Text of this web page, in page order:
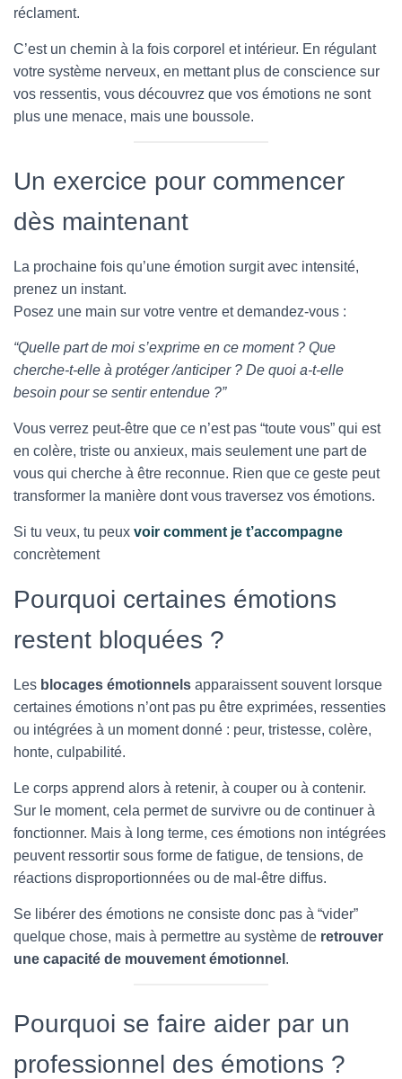
réclament.
C’est un chemin à la fois corporel et intérieur. En régulant
votre système nerveux, en mettant plus de conscience sur
vos ressentis, vous découvrez que vos émotions ne sont
plus une menace, mais une boussole.
Un exercice pour commencer
dès maintenant
La prochaine fois qu’une émotion surgit avec intensité,
prenez un instant.
Posez une main sur votre ventre et demandez-vous :
“Quelle part de moi s’exprime en ce moment ? Que
cherche-t-elle à protéger /anticiper ? De quoi a-t-elle
besoin pour se sentir entendue ?”
Vous verrez peut-être que ce n’est pas “toute vous” qui est
en colère, triste ou anxieux, mais seulement une part de
vous qui cherche à être reconnue. Rien que ce geste peut
transformer la manière dont vous traversez vos émotions.
Si tu veux, tu peux voir comment je t’accompagne
concrètement
Pourquoi certaines émotions
restent bloquées ?
Les blocages émotionnels apparaissent souvent lorsque
certaines émotions n’ont pas pu être exprimées, ressenties
ou intégrées à un moment donné : peur, tristesse, colère,
honte, culpabilité.
Le corps apprend alors à retenir, à couper ou à contenir.
Sur le moment, cela permet de survivre ou de continuer à
fonctionner. Mais à long terme, ces émotions non intégrées
peuvent ressortir sous forme de fatigue, de tensions, de
réactions disproportionnées ou de mal-être diffus.
Se libérer des émotions ne consiste donc pas à “vider”
quelque chose, mais à permettre au système de retrouver
une capacité de mouvement émotionnel .
Pourquoi se faire aider par un
professionnel des émotions ?